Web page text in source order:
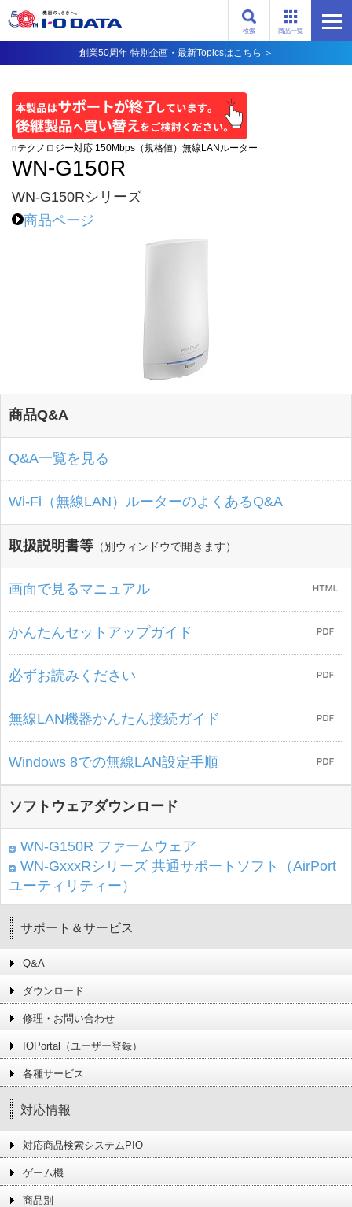
商品一覧
検索
創業50周年 特別企画・最新Topicsはこちら ＞
nテクノロジー対応 150Mbps（規格値）無線LANルーター
WN-G150R
WN-G150Rシリーズ
商品ページ
商品Q&A
Q&A一覧を見る
Wi-Fi（無線LAN）ルーターのよくあるQ&A
取扱説明書等 （別ウィンドウで開きます）
画面で見るマニュアル
かんたんセットアップガイド
必ずお読みください
無線LAN機器かんたん接続ガイド
Windows 8での無線LAN設定手順
ソフトウェアダウンロード
WN-G150R ファームウェア
WN-GxxxRシリーズ 共通サポートソフト（AirPort
ユーティリティー）
サポート＆サービス
Q&A
ダウンロード
修理・お問い合わせ
IOPortal（ユーザー登録）
各種サービス
対応情報
対応商品検索システムPIO
ゲーム機
商品別